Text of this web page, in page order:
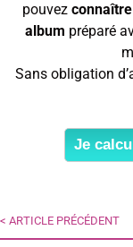
pouvez
album préparé
Sans obligation
Je
< ARTICLE PRÉCÉDENT